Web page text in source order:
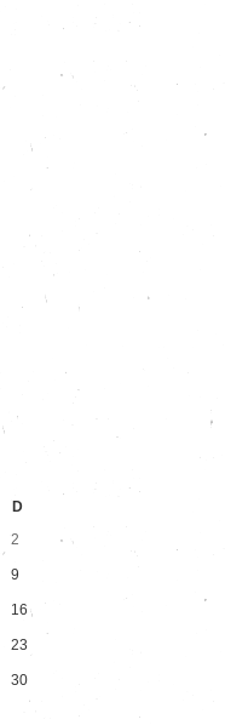
D
2
9
16
23
30